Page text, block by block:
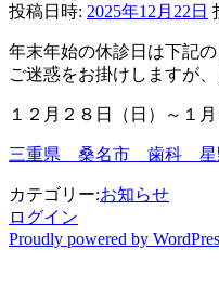
投稿日時: 2025年12月22日
年末年始の休診日は下記
ご迷惑をお掛けしますが
１２月２８日（日）～
三重県 桑名市 歯科 星
カテゴリー:お知らせ
ログイン
Proudly powered by